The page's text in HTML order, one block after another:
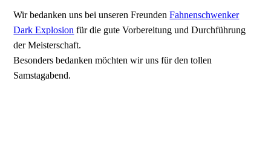
Wir bedanken uns bei unseren FreundenFahnenschwenker
Dark Explosion für die gute Vorbereitung und Durchführung
der Meisterschaft.
Besonders bedanken möchten wir uns für den tollen
Samstagabend.